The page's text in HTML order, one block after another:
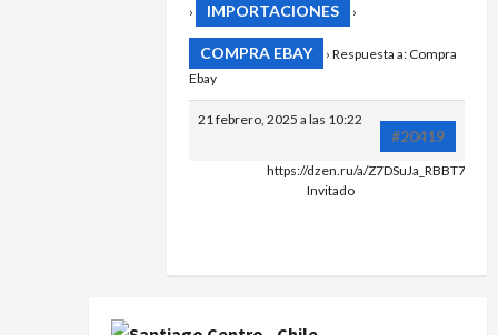
› IMPORTACIONES ›
COMPRA EBAY › Respuesta a: Compra
Ebay
21 febrero, 2025 a las 10:22
#20419
https://dzen.ru/a/Z7DSuJa_RBBT7S9q
Invitado